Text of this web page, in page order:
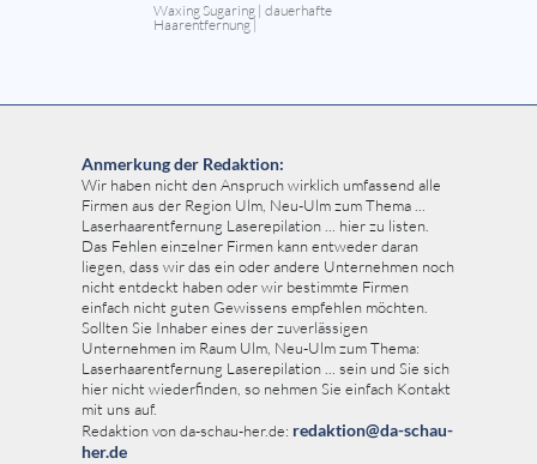
Waxing Sugaring | dauerhafte
Haarentfernung |
Anmerkung der Redaktion:
Wir haben nicht den Anspruch wirklich umfassend alle
Firmen aus der Region Ulm, Neu-Ulm zum Thema ...
Laserhaarentfernung Laserepilation ... hier zu listen.
Das Fehlen einzelner Firmen kann entweder daran
liegen, dass wir das ein oder andere Unternehmen noch
nicht entdeckt haben oder wir bestimmte Firmen
einfach nicht guten Gewissens empfehlen möchten.
Sollten Sie Inhaber eines der zuverlässigen
Unternehmen im Raum Ulm, Neu-Ulm zum Thema:
Laserhaarentfernung Laserepilation ... sein und Sie sich
hier nicht wiederfinden, so nehmen Sie einfach Kontakt
mit uns auf.
Redaktion von da-schau-her.de: redaktion@da-schau-
her.de